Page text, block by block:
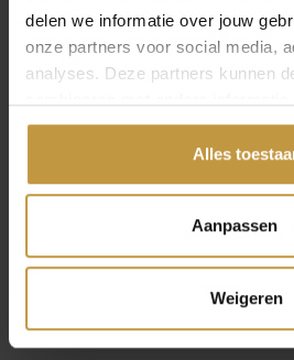
delen we informatie over jouw
onze partners voor social media,
analyses. Deze partners kunnen
gedeeld of die ze hebben
Alles
Aanpassen
Weigeren
CLIC COLLIER LIV
C269BI KETTING
BICOLOR
Direct leverbaar, 1
werkdag
INFORMATIE OVER